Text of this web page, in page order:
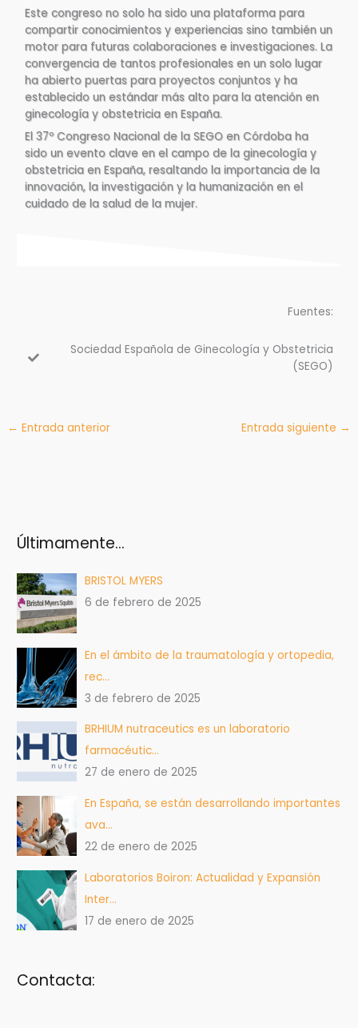
Este congreso no solo ha sido una plataforma para
compartir conocimientos y experiencias sino también un
motor para futuras colaboraciones e investigaciones. La
convergencia de tantos profesionales en un solo lugar
ha abierto puertas para proyectos conjuntos y ha
establecido un estándar más alto para la atención en
ginecología y obstetricia en España.
El 37º Congreso Nacional de la SEGO en Córdoba ha
sido un evento clave en el campo de la ginecología y
obstetricia en España, resaltando la importancia de la
innovación, la investigación y la humanización en el
cuidado de la salud de la mujer.
Fuentes:
Sociedad Española de Ginecología y Obstetricia
(SEGO)
← Entrada anterior Entrada siguiente →
Últimamente…
BRISTOL MYERS
6 de febrero de 2025
En el ámbito de la traumatología y ortopedia,
rec…
3 de febrero de 2025
BRHIUM nutraceutics es un laboratorio
farmacéutic…
27 de enero de 2025
En España, se están desarrollando importantes
ava…
22 de enero de 2025
Laboratorios Boiron: Actualidad y Expansión
Inter…
17 de enero de 2025
Contacta: